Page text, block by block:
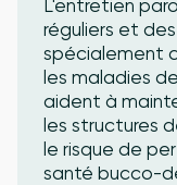
L'entretien
réguliers et
spécialement
les maladies
aident à
les structures
le risque de
santé bucco-